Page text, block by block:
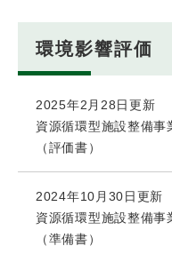
環境影響評価
2025年2月28日更新
資源循環型施設整備事
（評価書）
2024年10月30日更新
資源循環型施設整備事
（準備書）